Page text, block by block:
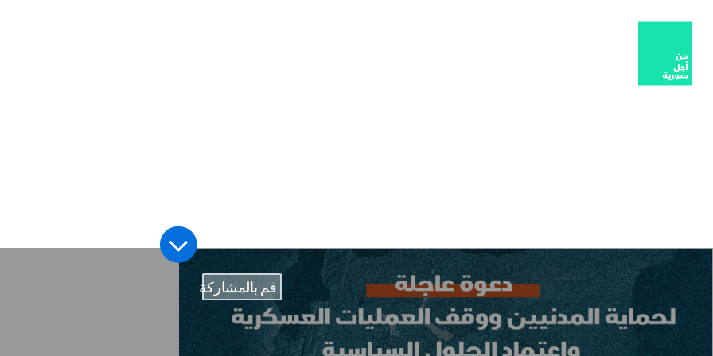
قم بالمشاركة